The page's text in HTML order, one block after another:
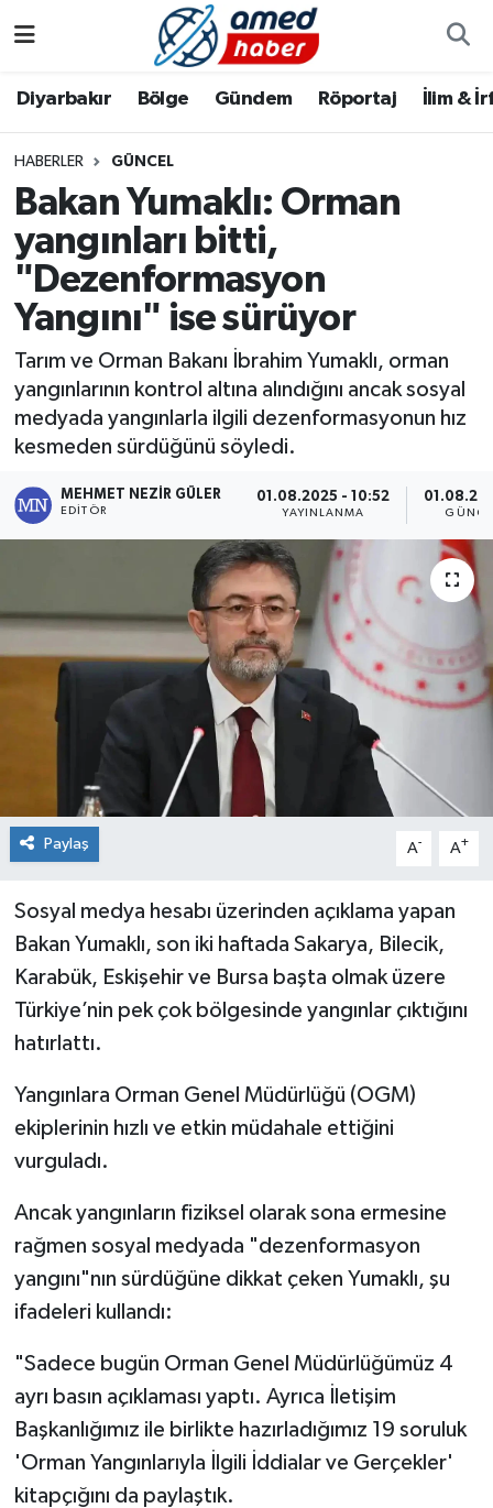
Diyarbakır Bölge Gündem Röportaj İlim &
HABERLER GÜNCEL
Bakan Yumaklı: Orman
yangınları bitti,
"Dezenformasyon
Yangını" ise sürüyor
Tarım ve Orman Bakanı İbrahim Yumaklı, orman
yangınlarının kontrol altına alındığını ancak sosyal
medyada yangınlarla ilgili dezenformasyonun hız
kesmeden sürdüğünü söyledi.
MEHMET NEZIR GÜLER
EDITÖR
01.08.2025 - 10:52
YAYINLANMA
Paylaş A- A+
Sosyal medya hesabı üzerinden açıklama yapan
Bakan Yumaklı, son iki haftada Sakarya, Bilecik,
Karabük, Eskişehir ve Bursa başta olmak üzere
Türkiye’nin pek çok bölgesinde yangınlar çıktığını
hatırlattı.
Yangınlara Orman Genel Müdürlüğü (OGM)
ekiplerinin hızlı ve etkin müdahale ettiğini
vurguladı.
Ancak yangınların fiziksel olarak sona ermesine
rağmen sosyal medyada "dezenformasyon
yangını"nın sürdüğüne dikkat çeken Yumaklı, şu
ifadeleri kullandı:
"Sadece bugün Orman Genel Müdürlüğümüz 4
ayrı basın açıklaması yaptı. Ayrıca İletişim
Başkanlığımız ile birlikte hazırladığımız 19 soruluk
'Orman Yangınlarıyla İlgili İddialar ve Gerçekler'
kitapçığını da paylaştık.
Bölge
Röportaj
Foto Galeri
Yazarlar
Aile
Asayiş
Bilim & Teknoloji
Bölge
Dünya
Eğitim
İlim & İrfan
Kültür & Sanat
KURDÎ
Sağlık & Yaşam
Siyaset
Spor
Yaşam
Diyarbakır Hava Durumu
Diyarbakır Namaz Vakitleri
Diyarbakır Trafik Yoğunluk Haritası
Süper Lig Puan Durumu ve Fikstür
Tüm Manşetler
Son Dakika Haberleri